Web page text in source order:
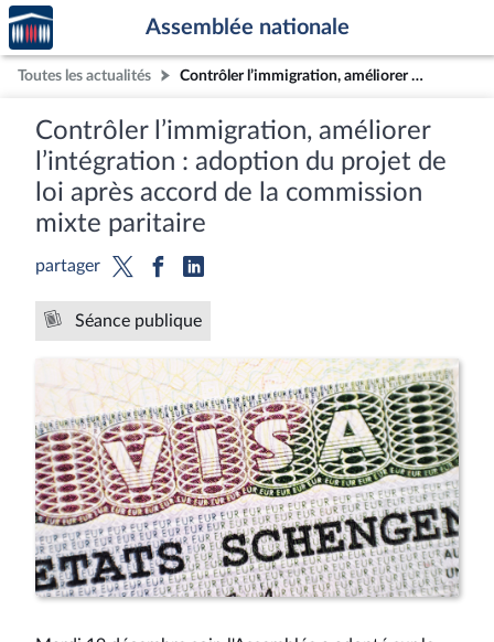
Aller au contenu
Aller en bas de la page
Accèder
à la
page
d'accueil
Assemblée nationale
Toutes les actualités Contrôler l’immigration, améliorer l’intégration : adoption du projet de loi après accord de la commission mixte paritaire
Contrôler l’immigration, améliorer
l’intégration : adoption du projet de
loi après accord de la commission
mixte paritaire
partager
Séance publique